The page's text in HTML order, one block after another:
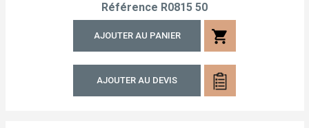
Référence R0815 50
AJOUTER AU PANIER shopping_cart
AJOUTER AU DEVIS